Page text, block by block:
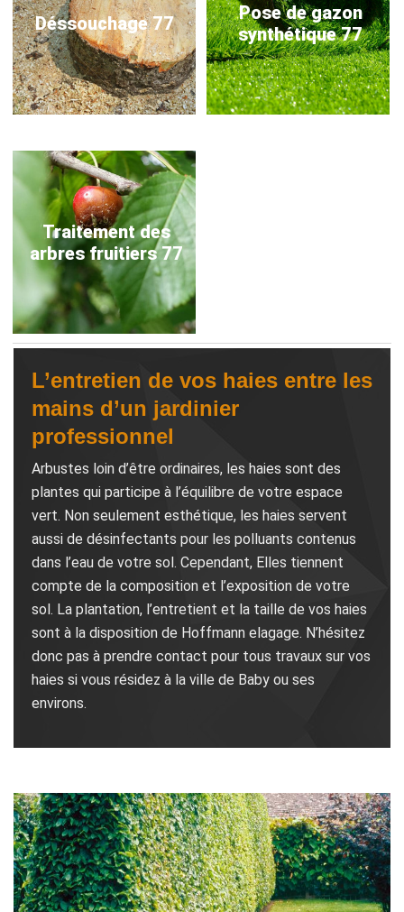
Déssouchage 77
Pose de gazon
synthétique 77
Traitement des
arbres fruitiers 77
L’entretien de vos haies entre les
mains d’un jardinier
professionnel
Arbustes loin d’être ordinaires, les haies sont des
plantes qui participe à l’équilibre de votre espace
vert. Non seulement esthétique, les haies servent
aussi de désinfectants pour les polluants contenus
dans l’eau de votre sol. Cependant, Elles tiennent
compte de la composition et l’exposition de votre
sol. La plantation, l’entretient et la taille de vos haies
sont à la disposition de Hoffmann elagage. N’hésitez
donc pas à prendre contact pour tous travaux sur vos
haies si vous résidez à la ville de Baby ou ses
environs.